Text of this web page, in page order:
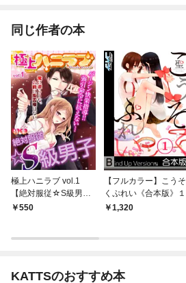
同じ作者の本
極上ハニラブ vol.1
【絶対服従☆S級男
子】550
【フルカラー】こうそ
くぷれい《合本版》１
1,320
KATTSのおすすめ本